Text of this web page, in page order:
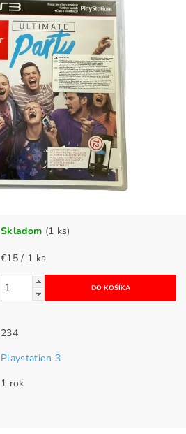
Skladom (1 ks)
€15 / 1 ks
234
Playstation 3
1 rok